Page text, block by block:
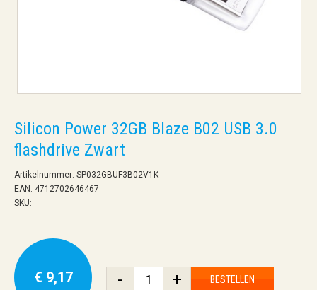
Silicon Power 32GB Blaze B02 USB 3.0
flashdrive Zwart
Artikelnummer: SP032GBUF3B02V1K
EAN: 4712702646467
SKU:
€ 9,17 - + BESTELLEN